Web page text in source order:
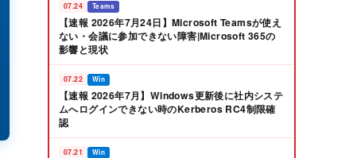
07.24 Teams
【速報 2026年7月24日】Microsoft Teamsが使え
ない・会議に参加できない障害|Microsoft 365の
影響と現状
07.22 Win
【速報 2026年7月】Windows更新後に社内システ
ムへログインできない時のKerberos RC4制限確
認
07.21 Win